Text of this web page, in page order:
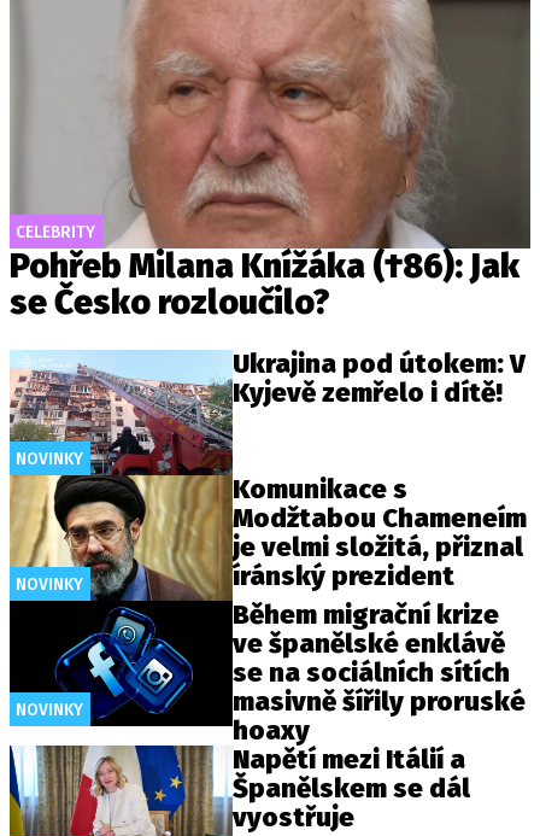
CELEBRITY
Pohřeb Milana Knížáka (†86): Jak
se Česko rozloučilo?
NOVINKY
Ukrajina pod útokem: V
Kyjevě zemřelo i dítě!
NOVINKY
Komunikace s
Modžtabou Chameneím
je velmi složitá, přiznal
íránský prezident
NOVINKY
Během migrační krize
ve španělské enklávě
se na sociálních sítích
masivně šířily proruské
hoaxy
Napětí mezi Itálií a
Španělskem se dál
vyostřuje